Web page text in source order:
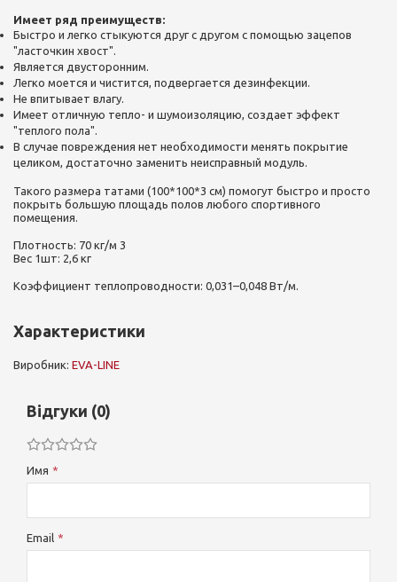
Имеет ряд преимуществ:
Быстро и легко стыкуются друг с другом с помощью зацепов
"ласточкин хвост".
Является двусторонним.
Легко моется и чистится, подвергается дезинфекции.
Не впитывает влагу.
Имеет отличную тепло- и шумоизоляцию, создает эффект
"теплого пола".
В случае повреждения нет необходимости менять покрытие
целиком, достаточно заменить неисправный модуль.
Такого размера татами (100*100*3 см) помогут быстро и просто
покрыть большую площадь полов любого спортивного
помещения.
Плотность: 70 кг/м 3
Вес 1шт: 2,6 кг
Коэффициент теплопроводности: 0,031–0,048 Вт/м.
Характеристики
Виробник: EVA-LINE
Відгуки (0)
Имя
Email